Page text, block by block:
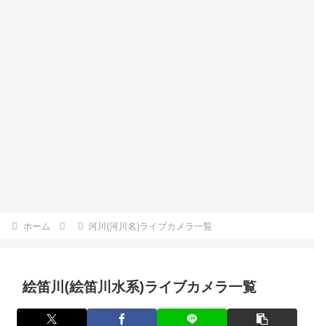
ホーム 河川(河川名)ライブカメラ一覧
絵笛川(絵笛川水系)ライブカメラ一覧